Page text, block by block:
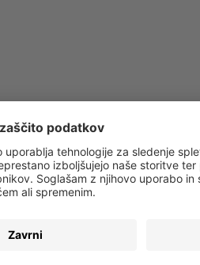
o vseh trendih in ponudbah!